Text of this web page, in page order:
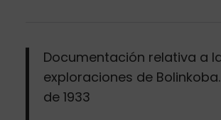
Documentación relativa a
exploraciones de
de 1933